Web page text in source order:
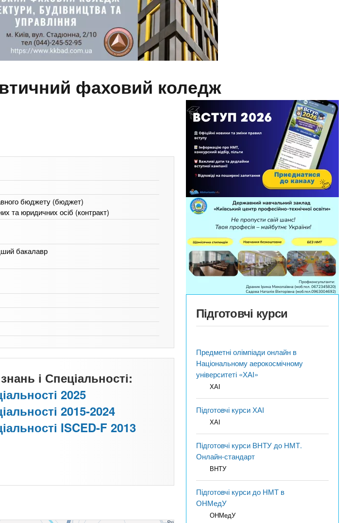
фаховий коледж
бюджету (бюджет)
та юридичних осіб (контракт)
бакалавр
і Спеціальності:
2025
2015-2024
ISCED-F 2013
Підготовчі курси
Предметні олімпіади онлайн в
Національному аерокосмічному
університеті «ХАІ»
ХАІ
Підготовчі курси ХАІ
ХАІ
Підготовчі курси ВНТУ до НМТ.
Онлайн-стандарт
ВНТУ
Підготовчі курси до НМТ в
ОНМедУ
ОНМедУ